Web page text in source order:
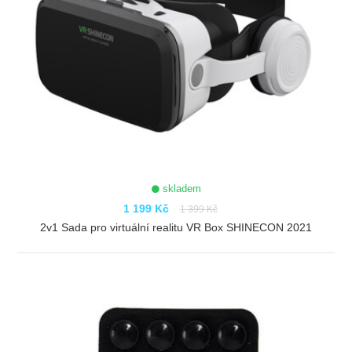
skladem
1 199 Kč 1 399 Kč
2v1 Sada pro virtuální realitu VR Box SHINECON 2021